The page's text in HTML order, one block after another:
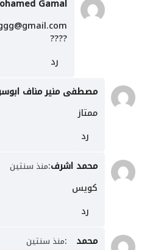
Gamal
????
رد
مصطفى منير مناف
ممتاز
رد
محمد اشرف:منذ سنتين
كويس
رد
محمد
:منذ سنتين